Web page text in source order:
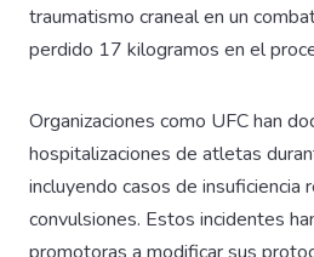
traumatismo craneal en un
perdido 17 kilogramos en el
Organizaciones como UFC han
hospitalizaciones de atletas
incluyendo casos de insuficiencia
convulsiones. Estos incidentes